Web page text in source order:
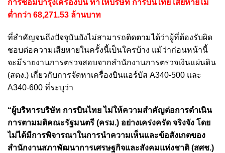
การซ่อมบำรุงเครื่องบิน ทำให้บริษัท การบินไทย เสียหายไม่
ต่ำกว่า 68,271.53 ล้านบาท
ที่สำคัญจนถึงปัจจุบันยังไม่สามารถติดตามได้ว่าผู้ที่ต้องรับผิด
ชอบต่อความเสียหายในครั้งนี้เป็นใครบ้าง แม้ว่าก่อนหน้านี้
จะมีรายงานการตรวจสอบจากสำนักงานการตรวจเงินแผ่นดิน
(สตง.) เกี่ยวกับการจัดหาเครื่องบินแอร์บัส A340-500 และ
A340-600 ที่ระบุว่า
“ผู้บริหารบริษัท การบินไทย ไม่ให้ความสำคัญต่อการดำเนิน
การตามมติคณะรัฐมนตรี (ครม.) อย่างเคร่งครัด จริงจัง โดย
ไม่ได้มีการพิจารณาในการนำความเห็นและข้อสังเกตของ
สำนักงานสภาพัฒนาการเศรษฐกิจและสังคมแห่งชาติ (สศช.)